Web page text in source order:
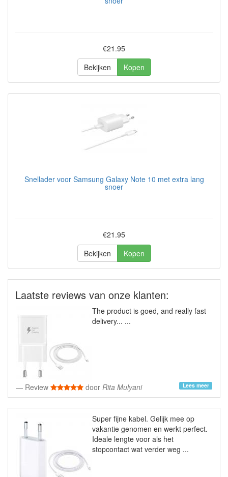
€21.95
Bekijken
Kopen
Snellader voor Samsung Galaxy Note 10 met extra lang
snoer
€21.95
Bekijken
Kopen
Laatste reviews van onze klanten:
The product is goed, and really fast
delivery... ...
Review door Rita Mulyani Lees meer
Super fijne kabel. Gelijk mee op
vakantie genomen en werkt perfect.
Ideale lengte voor als het
stopcontact wat verder weg ...